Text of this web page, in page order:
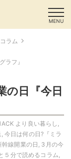
MENU
ラム
ラフ』
の日『今日
より良い暮らし ,
, 今日は何の日?『ミラ
線開業の日 , 3月の今
５分で読めるコラム,